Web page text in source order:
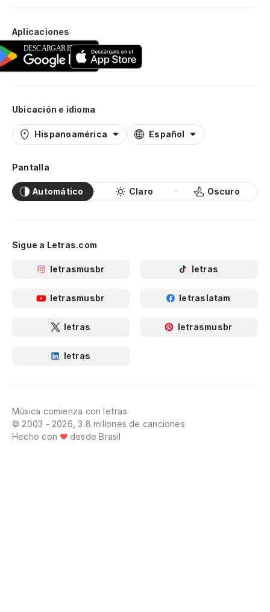
Aplicaciones
Ubicación e idioma
Hispanoamérica Español
Pantalla
Automático Claro Oscuro
Sigue a Letras.com
letrasmusbr letras
letrasmusbr letraslatam
letras letrasmusbr
letras
Música comienza con letras
© 2003 - 2026, 3.8 millones de canciones
Hecho con
desde Brasil